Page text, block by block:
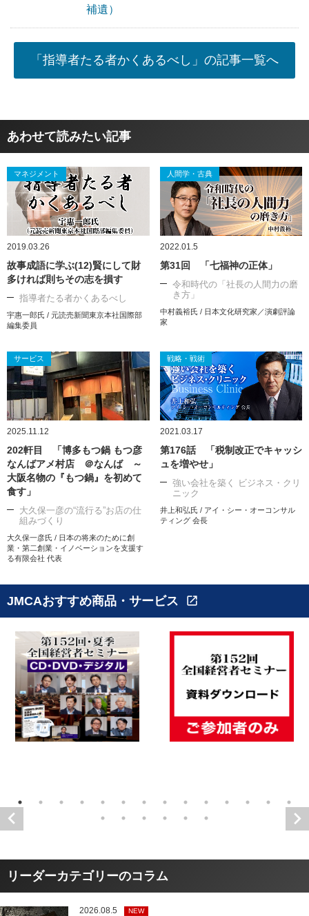
補遺）
「指導者たる者かくあるべし」の記事一覧へ
あわせて読みたい記事
マネジメント
2019.03.26
故事成語に学ぶ(12)賢にして財
多ければ則ちその志を損す
指導者たる者かくあるべし
宇惠一郎氏 / 元読売新聞東京本社国際部
編集委員
人間学・古典
2022.01.5
第31回 「七福神の正体」
令和時代の「社長の人間力の磨
き方」
中村義裕氏 / 日本文化研究家／演劇評論
家
サービス
2025.11.12
202軒目 「博多もつ鍋 もつ彦
なんばアメ村店 ＠なんば ～
大阪名物の『もつ鍋』を初めて
食す」
大久保一彦の“流行る”お店の仕
組みづくり
大久保一彦氏 / 日本の将来のために創
業・第二創業・イノベーションを支援す
る有限会社 代表
戦略・戦術
2021.03.17
第176話 「税制改正でキャッシ
ュを増やせ」
強い会社を築く ビジネス・クリ
ニック
井上和弘氏 / アイ・シー・オーコンサル
ティング 会長
JMCAおすすめ商品・サービス open_in_new
リーダーカテゴリーのコラム
2026.08.5 NEW